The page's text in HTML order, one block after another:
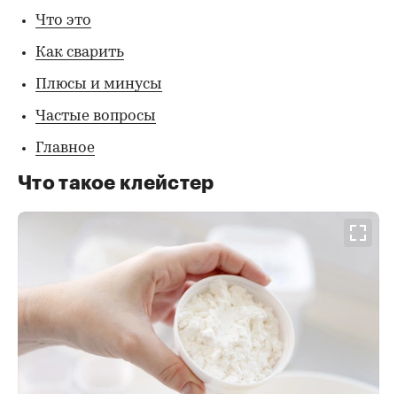
Что это
Как сварить
Плюсы и минусы
Частые вопросы
Главное
Что такое клейстер